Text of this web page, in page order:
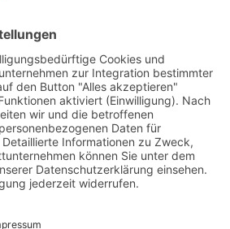
Verfügbarkeiten
und Versand
Datenschutz
Fernabsatz
MS